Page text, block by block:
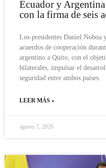
Ecuador y
con la firma de seis
Los presidentes Daniel Noboa
acuerdos de cooperación
argentino a Quito, con el
bilaterales, impulsar el
seguridad entre ambos países.
LEER MÁS »
agosto 7, 2026